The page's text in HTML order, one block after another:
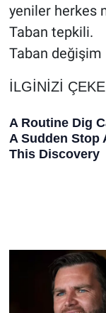
yeniler herkes
Taban tepkili.
Taban değişim